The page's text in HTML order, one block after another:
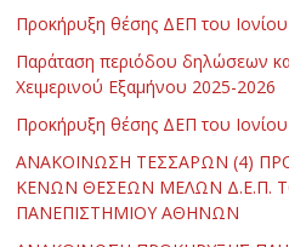
Προκήρυξη θέσης ΔΕΠ του
Παράταση περιόδου δηλώσεων
Χειμερινού Εξαμήνου 2025-2026
Προκήρυξη θέσης ΔΕΠ του
ΑΝΑΚΟΙΝΩΣΗ ΤΕΣΣΑΡΩΝ (4)
ΚΕΝΩΝ ΘΕΣΕΩΝ ΜΕΛΩΝ Δ.Ε.Π.
ΠΑΝΕΠΙΣΤΗΜΙΟΥ ΑΘΗΝΩΝ